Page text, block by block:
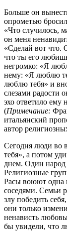
Больше он
опрометью
«Что случилось,
он меня
«Сделай вот что.
что ты его
негромко: «Я
нему: «Я люблю
люблю тебя» и
слезами радости
эхо ответило
(Примечание:
итальянский
автор
Сегодня люди во
тебя», а потом
днем. Один народ
Религиозные
Расы воюют одна
соседями. Семьи
злу победить
они только
ненависть
бы увидели, что